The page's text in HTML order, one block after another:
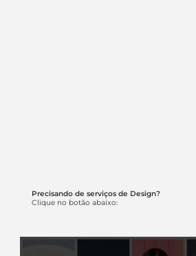
Precisando de serviços de Design?
Clique no botão abaixo: